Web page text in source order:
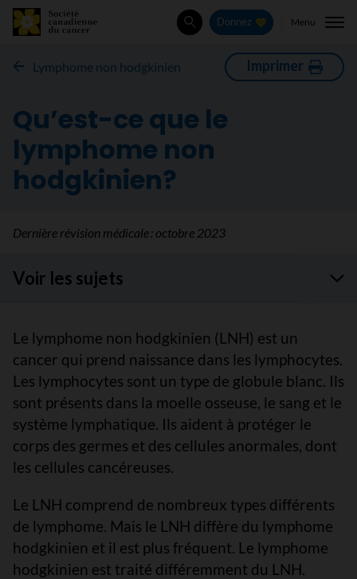
Rechercher
Donnez Menu
Lymphome non hodgkinien Imprimer
Qu’est-ce que le
lymphome non
hodgkinien?
Dernière révision médicale : octobre 2023
Voir les sujets
Le lymphome non hodgkinien (LNH) est un
cancer qui prend naissance dans les lymphocytes.
Les lymphocytes sont un type de globule blanc. Ils
sont présents dans la moelle osseuse, le sang et le
système lymphatique. Ils aident à protéger le
corps des germes et des cellules anormales, dont
les cellules cancéreuses.
Le LNH comprend de nombreux types différents
de lymphome. Mais le LNH diffère du lymphome
hodgkinien et il est plus fréquent. Le lymphome
hodgkinien est traité différemment du LNH.